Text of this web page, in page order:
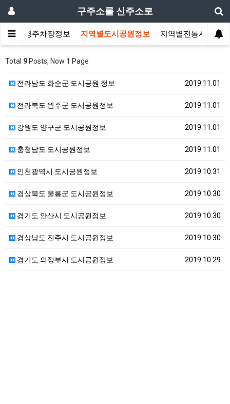
구주소를 신주소로
별공영주차장정보 지역별도시공원정보 지역별전통시장정보
Total 9 Posts, Now 1 Page
2019.11.01
전라남도 화순군 도시공원 정보
2019.11.01
전라북도 완주군 도시공원정보
2019.11.01
강원도 양구군 도시공원정보
2019.11.01
충청남도 도시공원정보
2019.10.31
인천광역시 도시공원정보
2019.10.30
경상북도 울릉군 도시공원정보
2019.10.30
경기도 안산시 도시공원정보
2019.10.30
경상남도 진주시 도시공원정보
2019.10.29
경기도 의정부시 도시공원정보